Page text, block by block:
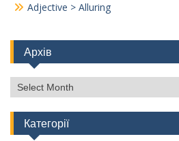
Adjective > Alluring
Архів
Архів
Категорії